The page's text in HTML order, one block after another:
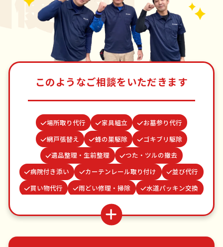
このようなご相談をいただきます
場所取り代行 家具組立
お墓参り代行
網戸張替え
蜂の巣駆除
ゴキブリ駆除
遺品整理・生前整理
つた・ツルの撤去
病院付き添い
カーテンレール取り付け
並び代行
買い物代行
雨どい修理・掃除
水道パッキン交換
結婚式代理出席
お庭の水やり
謝罪代行
クモの駆除
ベランダ掃除
不用品回収
ゴミ屋敷片付け